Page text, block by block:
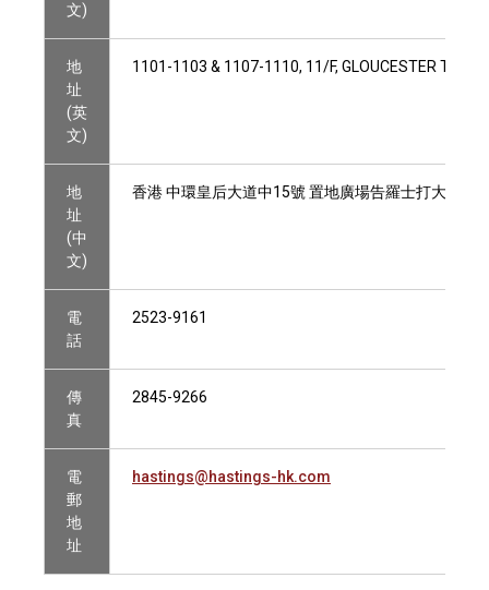
文)
地
址
(英
文)
1101-1103 & 1107-1110, 11/F, GLOUCESTER
地
址
(中
文)
香港 中環皇后大道中15號 置地廣場告羅士打大廈
電
話
2523-9161
傳
真
2845-9266
電
郵
地
址
hastings@hastings-hk.com